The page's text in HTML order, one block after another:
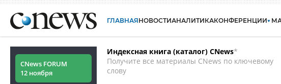
ГЛАВНАЯНОВОСТИАНАЛИТИКАКОНФЕРЕНЦИИ
CNews FORUM
12 ноября
Индексная книга (каталог) CNews*
Получите все материалы CNews по ключевому
слову